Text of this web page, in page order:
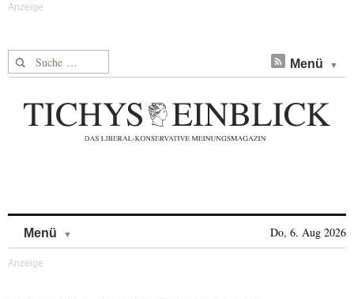
Suche nach: Menü
Menü Do, 6. Aug 2026